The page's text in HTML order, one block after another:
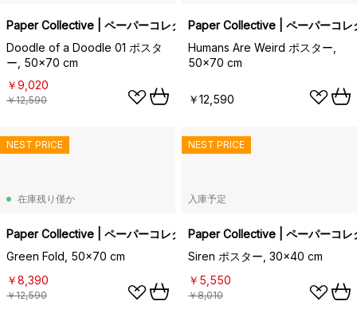
Paper Collective | ペーパーコレクティブ
Doodle of a Doodle 01 ポスタ
ー, 50x70 cm
￥9,020
￥12,590
Paper Collective | ペーパーコレ
Humans Are Weird ポスター,
50x70 cm
￥12,590
在庫残り僅か
Paper Collective | ペーパーコレクティブ
Green Fold, 50x70 cm
￥8,390
￥12,590
NEST PRICE
入庫予定
Paper Collective | ペーパーコレ
Siren ポスター, 30x40 cm
￥5,550
￥8,010
NEST PRICE